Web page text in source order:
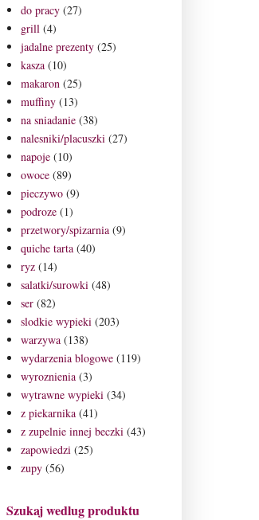
do pracy (27)
grill (4)
jadalne prezenty (25)
kasza (10)
makaron (25)
muffiny (13)
na sniadanie (38)
nalesniki/placuszki (27)
napoje (10)
owoce (89)
pieczywo (9)
podroze (1)
przetwory/spizarnia (9)
quiche tarta (40)
ryz (14)
salatki/surowki (48)
ser (82)
slodkie wypieki (203)
warzywa (138)
wydarzenia blogowe (119)
wyroznienia (3)
wytrawne wypieki (34)
z piekarnika (41)
z zupelnie innej beczki (43)
zapowiedzi (25)
zupy (56)
Szukaj wedlug produktu